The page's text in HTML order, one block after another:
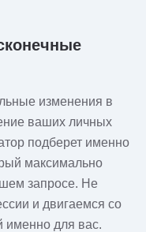
изменения в
ваших личных
подберет именно
максимально
запросе. Не
и двигаемся со
именно для вас.